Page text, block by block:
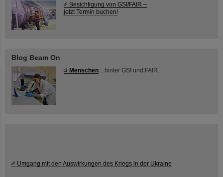
Besichtigung von GSI/FAIR –
jetzt Termin buchen!
Blog Beam On
Menschen ...hinter GSI und FAIR.
Umgang mit den Auswirkungen des Kriegs in der Ukraine